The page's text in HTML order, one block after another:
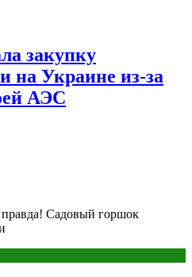
закупку
на Украине из-за
АЭС
Садовый горшок